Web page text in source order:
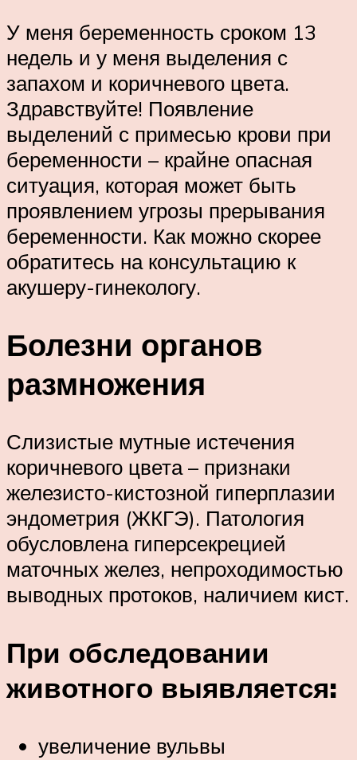
У меня беременность сроком 13
недель и у меня выделения с
запахом и коричневого цвета.
Здравствуйте! Появление
выделений с примесью крови при
беременности – крайне опасная
ситуация, которая может быть
проявлением угрозы прерывания
беременности. Как можно скорее
обратитесь на консультацию к
акушеру-гинекологу.
Болезни органов
размножения
Слизистые мутные истечения
коричневого цвета – признаки
железисто-кистозной гиперплазии
эндометрия (ЖКГЭ). Патология
обусловлена гиперсекрецией
маточных желез, непроходимостью
выводных протоков, наличием кист.
При обследовании
животного выявляется:
увеличение вульвы